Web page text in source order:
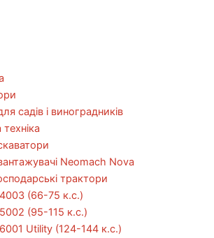
садів і виноградників
Neomach Nova
трактори
(66-75 к.с.)
(95-115 к.с.)
Utility (124-144 к.с.)